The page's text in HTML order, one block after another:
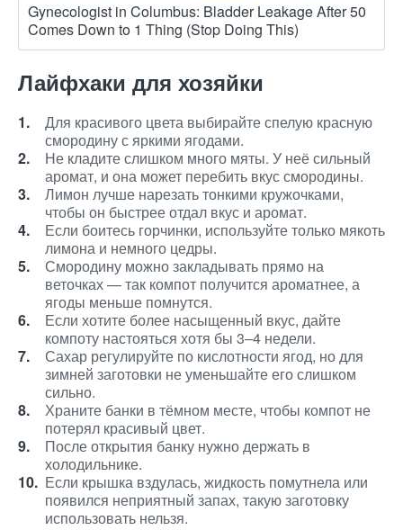
Gynecologist in Columbus: Bladder Leakage After 50
Comes Down to 1 Thing (Stop Doing This)
Лайфхаки для хозяйки
Для красивого цвета выбирайте спелую красную
смородину с яркими ягодами.
Не кладите слишком много мяты. У неё сильный
аромат, и она может перебить вкус смородины.
Лимон лучше нарезать тонкими кружочками,
чтобы он быстрее отдал вкус и аромат.
Если боитесь горчинки, используйте только мякоть
лимона и немного цедры.
Смородину можно закладывать прямо на
веточках — так компот получится ароматнее, а
ягоды меньше помнутся.
Если хотите более насыщенный вкус, дайте
компоту настояться хотя бы 3–4 недели.
Сахар регулируйте по кислотности ягод, но для
зимней заготовки не уменьшайте его слишком
сильно.
Храните банки в тёмном месте, чтобы компот не
потерял красивый цвет.
После открытия банку нужно держать в
холодильнике.
Если крышка вздулась, жидкость помутнела или
появился неприятный запах, такую заготовку
использовать нельзя.